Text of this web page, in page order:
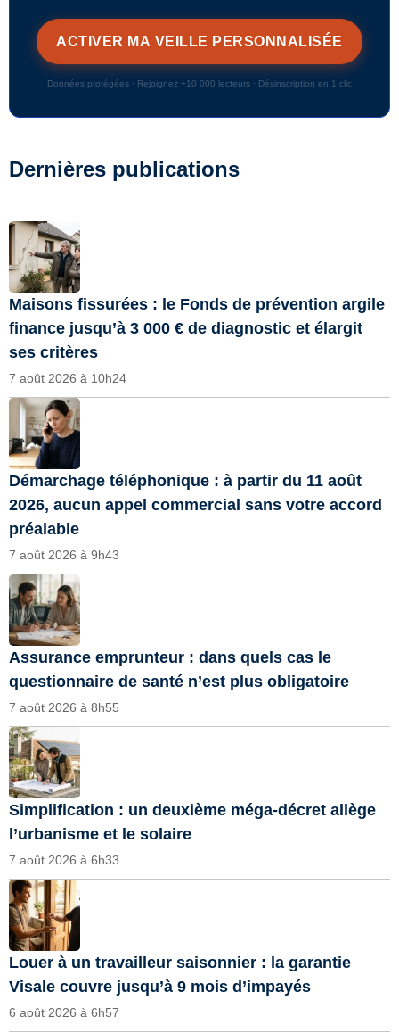
Données protégées · Rejoignez +10 000 lecteurs · Désinscription en 1 clic
Dernières publications
Maisons fissurées : le Fonds de prévention argile
finance jusqu’à 3 000 € de diagnostic et élargit
ses critères
7 août 2026 à 10h24
Démarchage téléphonique : à partir du 11 août
2026, aucun appel commercial sans votre accord
préalable
7 août 2026 à 9h43
Assurance emprunteur : dans quels cas le
questionnaire de santé n’est plus obligatoire
7 août 2026 à 8h55
Simplification : un deuxième méga-décret allège
l’urbanisme et le solaire
7 août 2026 à 6h33
Louer à un travailleur saisonnier : la garantie
Visale couvre jusqu’à 9 mois d’impayés
6 août 2026 à 6h57